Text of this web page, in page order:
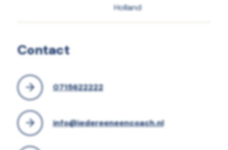
Holland
Contact
0715622222
info@iedereeneencoach.nl